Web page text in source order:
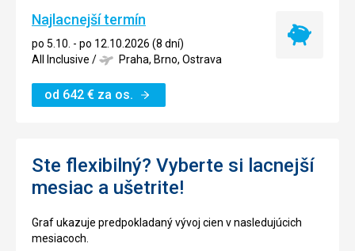
Najlacnejší termín
po 5.10. - po 12.10.2026 (8 dní)
All Inclusive / Praha, Brno, Ostrava
od 642 € za os.
Najlacnejší
Ste flexibilný? Vyberte si lacnejší
mesiac a ušetrite!
Graf ukazuje predpokladaný vývoj cien v nasledujúcich
mesiacoch.